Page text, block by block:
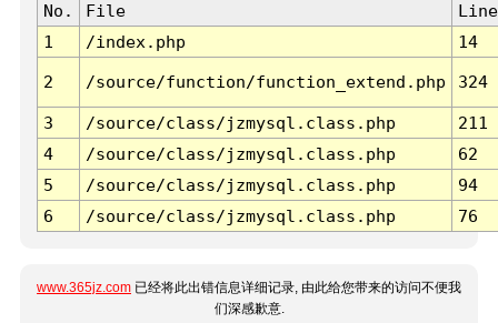
No. File
Line
1
/index.php 14
2 /source/function/function_extend.php 324
3 /source/class/jzmysql.class.php
211
4
/source/class/jzmysql.class.php
62
5
/source/class/jzmysql.class.php
94
6
/source/class/jzmysql.class.php 76
www.365jz.com 已经将此出错信息详细记录, 由此给您带来的访问不便我
们深感歉意.